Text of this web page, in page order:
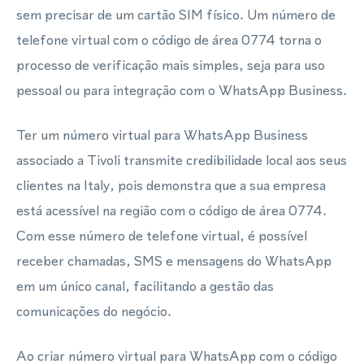
sem precisar de um cartão SIM físico. Um número de
telefone virtual com o código de área 0774 torna o
processo de verificação mais simples, seja para uso
pessoal ou para integração com o WhatsApp Business.
Ter um número virtual para WhatsApp Business
associado a Tivoli transmite credibilidade local aos seus
clientes na Italy, pois demonstra que a sua empresa
está acessível na região com o código de área 0774.
Com esse número de telefone virtual, é possível
receber chamadas, SMS e mensagens do WhatsApp
em um único canal, facilitando a gestão das
comunicações do negócio.
Ao criar número virtual para WhatsApp com o código